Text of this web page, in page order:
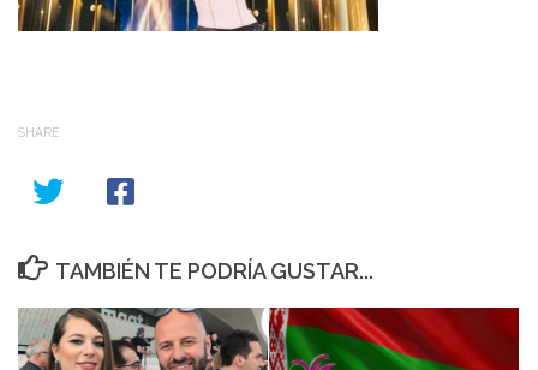
SHARE
TAMBIÉN TE PODRÍA GUSTAR...